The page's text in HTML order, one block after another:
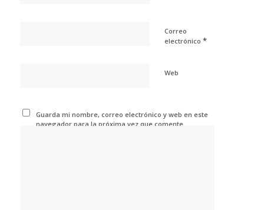
Correo
electrónico *
Web
Guarda mi nombre, correo electrónico y web en este
navegador para la próxima vez que comente.